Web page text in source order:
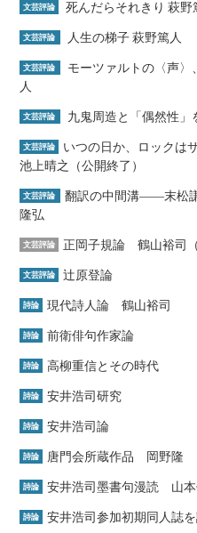
文芸評論 死んだらそれきり 萩野
文芸評論 人生の梯子 萩野篤人
文芸評論
モーツァルトの〈声
人
文芸評論 九鬼周造と「偶然性」
文芸評論
いつの日か、ロックは
池上晴之（公開終了）
文芸評論
翻訳の中間溝――末松
隆弘
文芸評論 正岡子規論 鶴山裕司（
文芸評論 辻原登論
詩論 現代詩人論 鶴山裕司
詩論 前衛俳句作家論
詩論 高柳重信とその時代
詩論 安井浩司研究
詩論 安井浩司論
詩論 唐門会所蔵作品 岡野隆
詩論 安井浩司墨書句漫読 山
詩論 安井浩司参加初期同人誌